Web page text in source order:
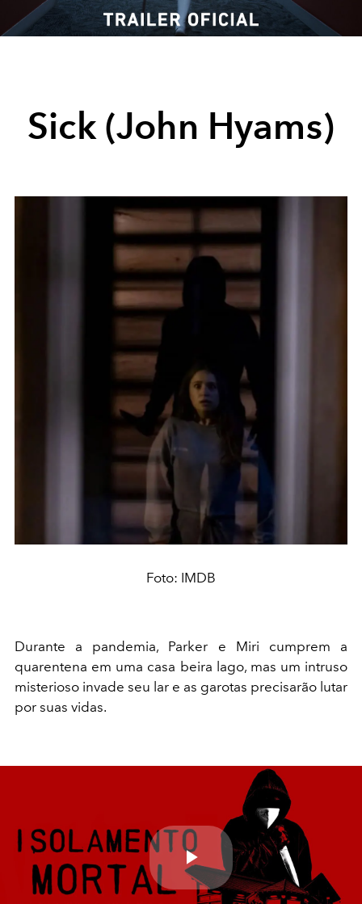
Video
Sick (John Hyams)
Foto: IMDB
Durante a pandemia, Parker e Miri cumprem a
quarentena em uma casa beira lago, mas um intruso
misterioso invade seu lar e as garotas precisarão lutar
por suas vidas.
Play